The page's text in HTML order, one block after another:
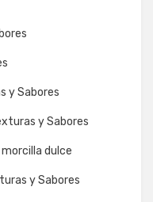
y Sabores
y Sabores
dulce
y Sabores